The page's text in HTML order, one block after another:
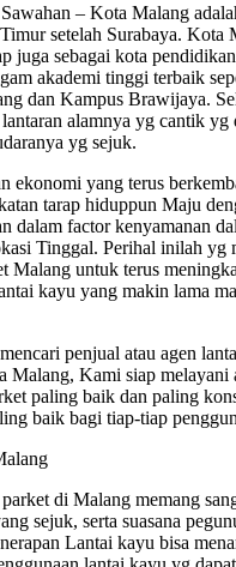
– Kota Malang
setelah Surabaya. Kota
juga sebagai kota
akademi tinggi terbaik
dan Kampus Brawijaya.
alamnya yg cantik
yg sejuk.
ekonomi yang terus
tarap hiduppun Maju
dalam factor kenyamanan
Tinggal. Perihal inilah yg
Malang untuk terus
kayu yang makin lama
penjual atau agen
Malang, Kami siap melayani
paling baik dan paling
baik bagi tiap-tiap
di Malang memang
sejuk, serta suasana
Lantai kayu bisa